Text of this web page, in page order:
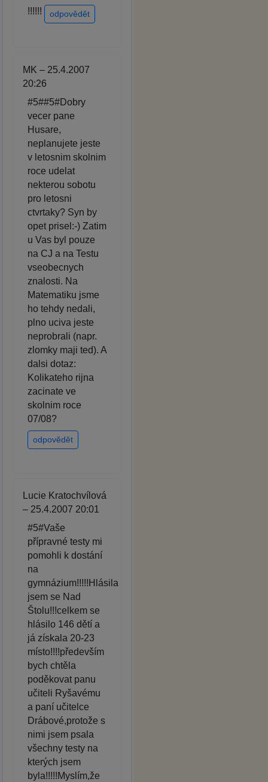
!!!!!!
odpovědět
MK – 25.4.2007
20:26
#5##5#Dobry
vecer pane
Husare,
neplanujete jeste
v letosnim skolnim
roce udelat
nekterou sobotu
pro letosni
ctvrtaky? Syn by
opet prisel:-) Zatim
u Vas byl pouze
na CJ a na Testu
vseobecnych
znalosti. Na
Matematiku jsme
ho tehdy nedali,
plno uciva jeste
neprobrali (napr.
zlomky maji ted). A
dalsi dotaz:
Kolikateho rijna
zacinate ve
skolnim roce
07/08?
odpovědět
Lucie Kratochvílová
– 25.4.2007 20:01
#5#Vaše
přípravné testy mi
pomohli k dostání
na
gymnázium!!!!!Hlásila
jsem se Nad
Štolu!!!celkem se
hlásilo 146 dětí a
já získala 20-23
místo!!!!především
bych chtěla
poděkovat panu
učiteli Ryšavému
a paní učitelce
Drábové,protože s
nimi jsem psala
všechny testy na
kterých jsem
byla!!!!!Myslím,že